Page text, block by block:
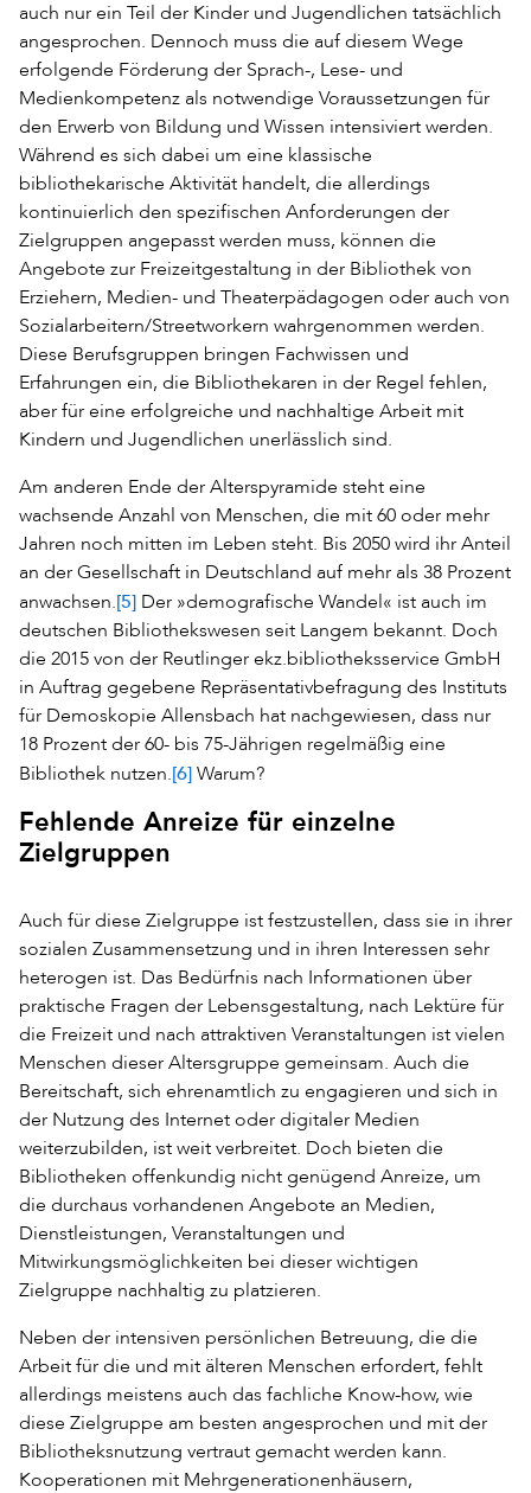
auch nur ein Teil der Kinder und Jugendlichen tatsächlich
angesprochen. Dennoch muss die auf diesem Wege
erfolgende Förderung der Sprach-, Lese- und
Medienkompetenz als notwendige Voraussetzungen für
den Erwerb von Bildung und Wissen intensiviert werden.
Während es sich dabei um eine klassische
bibliothekarische Aktivität handelt, die allerdings
kontinuierlich den spezifischen Anforderungen der
Zielgruppen angepasst werden muss, können die
Angebote zur Freizeitgestaltung in der Bibliothek von
Erziehern, Medien- und Theaterpädagogen oder auch von
Sozialarbeitern/Streetworkern wahrgenommen werden.
Diese Berufsgruppen bringen Fachwissen und
Erfahrungen ein, die Bibliothekaren in der Regel fehlen,
aber für eine erfolgreiche und nachhaltige Arbeit mit
Kindern und Jugendlichen unerlässlich sind.
Am anderen Ende der Alterspyramide steht eine
wachsende Anzahl von Menschen, die mit 60 oder mehr
Jahren noch mitten im Leben steht. Bis 2050 wird ihr Anteil
an der Gesellschaft in Deutschland auf mehr als 38 Prozent
anwachsen.[5] Der »demografische Wandel« ist auch im
deutschen Bibliothekswesen seit Langem bekannt. Doch
die 2015 von der Reutlinger ekz.bibliotheksservice GmbH
in Auftrag gegebene Repräsentativbefragung des Instituts
für Demoskopie Allensbach hat nachgewiesen, dass nur
18 Prozent der 60- bis 75-Jährigen regelmäßig eine
Bibliothek nutzen.[6] Warum?
Fehlende Anreize für einzelne
Zielgruppen
Auch für diese Zielgruppe ist festzustellen, dass sie in ihrer
sozialen Zusammensetzung und in ihren Interessen sehr
heterogen ist. Das Bedürfnis nach Informationen über
praktische Fragen der Lebensgestaltung, nach Lektüre für
die Freizeit und nach attraktiven Veranstaltungen ist vielen
Menschen dieser Altersgruppe gemeinsam. Auch die
Bereitschaft, sich ehrenamtlich zu engagieren und sich in
der Nutzung des Internet oder digitaler Medien
weiterzubilden, ist weit verbreitet. Doch bieten die
Bibliotheken offenkundig nicht genügend Anreize, um
die durchaus vorhandenen Angebote an Medien,
Dienstleistungen, Veranstaltungen und
Mitwirkungsmöglichkeiten bei dieser wichtigen
Zielgruppe nachhaltig zu platzieren.
Neben der intensiven persönlichen Betreuung, die die
Arbeit für die und mit älteren Menschen erfordert, fehlt
allerdings meistens auch das fachliche Know-how, wie
diese Zielgruppe am besten angesprochen und mit der
Bibliotheksnutzung vertraut gemacht werden kann.
Kooperationen mit Mehrgenerationenhäusern,